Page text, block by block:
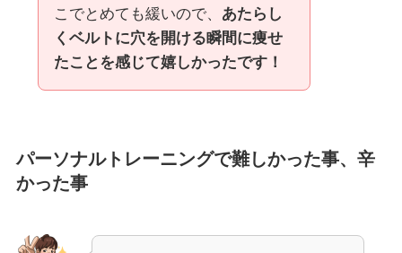
こでとめても緩いので、 あたらし
くベルトに穴を開ける瞬間に痩せ
たことを感じて嬉しかったです！
パーソナルトレーニングで難しかった事、辛
かった事